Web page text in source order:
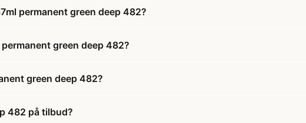
permanent green deep 482?
green deep 482?
green deep 482?
482 på tilbud?